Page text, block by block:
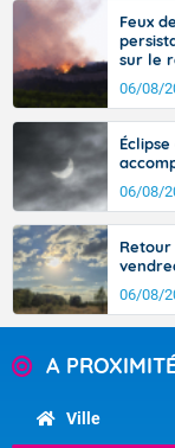
Feux
sur le
06/08/
06/08/
06/08/
A
Ville